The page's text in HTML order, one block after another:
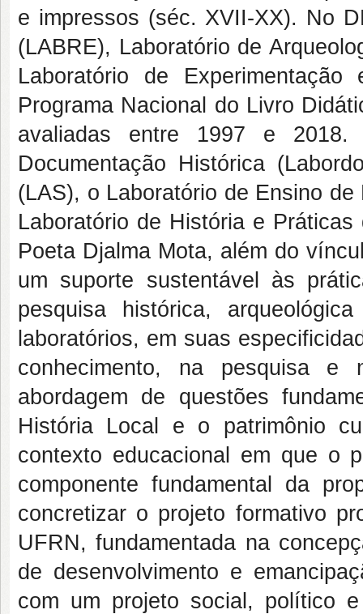
e impressos (séc. XVII-XX). No
(LABRE), Laboratório de
Laboratório de
Programa Nacional do Livro
avaliadas entre 1997 e
Documentação Histórica
(LAS), o Laboratório de Ensino
Laboratório de História e
Poeta Djalma Mota, além do
um suporte sustentável às
pesquisa histórica,
laboratórios, em suas
conhecimento, na pesquisa
abordagem de questões
História Local e o patrimônio
contexto educacional em que o
componente fundamental da
concretizar o projeto formativo
UFRN, fundamentada na
de desenvolvimento e
com um projeto social, político